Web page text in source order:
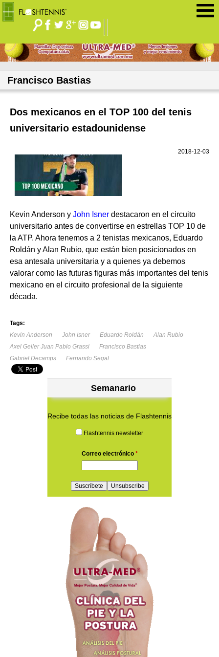
Francisco Bastias
Dos mexicanos en el TOP 100 del tenis
universitario estadounidense
2018-12-03
Kevin Anderson y John Isner destacaron en el circuito
universitario antes de convertirse en estrellas TOP 10 de
la ATP. Ahora tenemos a 2 tenistas mexicanos, Eduardo
Roldán y Alan Rubio, que están bien posicionados en
esa antesala universitaria y a quienes ya debemos
valorar como las futuras figuras más importantes del tenis
mexicano en el circuito profesional de la siguiente
década.
Tags:
Kevin Anderson
John Isner Eduardo Roldán
Alan Rubio
Axel Geller Juan Pablo Grassi
Francisco Bastias
Gabriel Decamps
Fernando Segal
Semanario
Recibe todas las noticias de Flashtennis
Flashtennis newsletter
Correo electrónico *